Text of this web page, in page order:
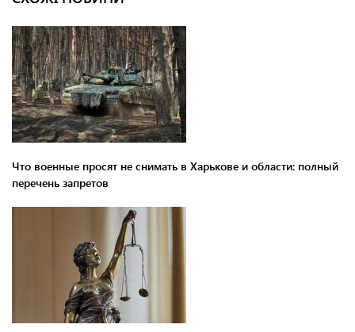
Что военные просят не снимать в Харькове и области: полный
перечень запретов